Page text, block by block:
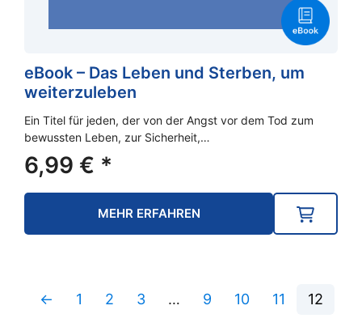
eBook – Das Leben und Sterben, um
weiterzuleben
Ein Titel für jeden, der von der Angst vor dem Tod zum
bewussten Leben, zur Sicherheit,…
6,99 € *
MEHR ERFAHREN
← 1 2 3 … 9 10 11 12